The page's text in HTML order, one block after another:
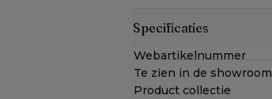
Specificaties
Webartikelnummer
Te zien in de showroom
Product collectie